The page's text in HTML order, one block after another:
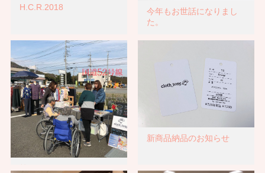
H.C.R.2018
今年もお世話になりまし
た。
新商品納品のお知らせ